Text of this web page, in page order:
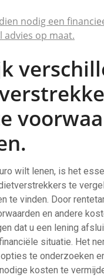
nodig een
advies op maat.
wilt lenen, is het
te
te vinden. Door
en andere
dat u een lening
situatie. Het
te onderzoeken
kosten te